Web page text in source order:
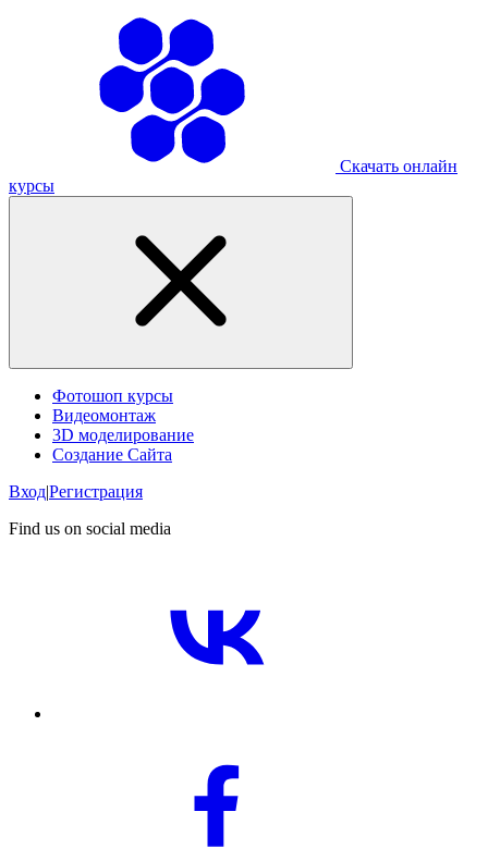
Скачать онлайн
курсы
Фотошоп курсы
Видеомонтаж
3D моделирование
Создание Сайта
Вход|Регистрация
Find us on social media